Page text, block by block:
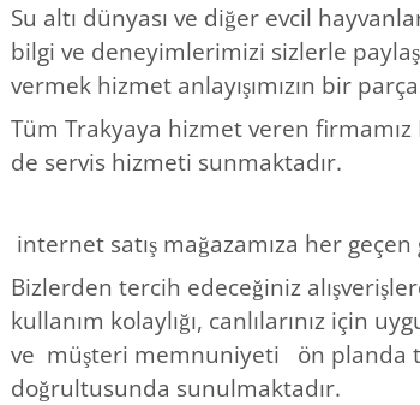
Su altı dünyası ve diğer evcil
bilgi ve deneyimlerimizi sizlerle
vermek hizmet anlayışımızın bir
Tüm Trakyaya hizmet veren
de servis hizmeti sunmaktadır.
internet satış mağazamıza her
Bizlerden tercih edeceğiniz
kullanım kolaylığı, canlılarınız için
ve müşteri memnuniyeti
ön planda
doğrultusunda sunulmaktadır.